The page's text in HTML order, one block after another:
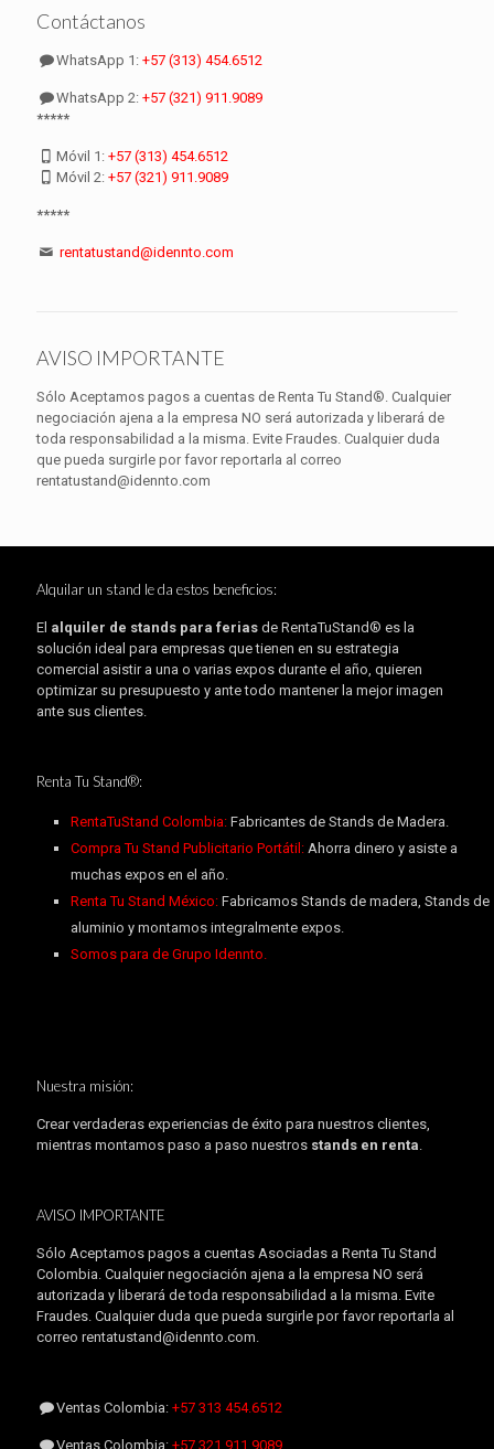
Contáctanos
WhatsApp 1:+57 (313) 454.6512
WhatsApp 2:+57 (321) 911.9089
*****
Móvil 1:+57 (313) 454.6512
Móvil 2:+57 (321) 911.9089
*****
rentatustand@idennto.com
AVISO IMPORTANTE
Sólo Aceptamos pagos a cuentas de Renta Tu Stand®. Cualquier
negociación ajena a la empresa NO será autorizada y liberará de
toda responsabilidad a la misma. Evite Fraudes. Cualquier duda
que pueda surgirle por favor reportarla al correo
rentatustand@idennto.com
Alquilar un stand le da estos beneficios:
El alquiler de stands para ferias de RentaTuStand® es la
solución ideal para empresas que tienen en su estrategia
comercial asistir a una o varias expos durante el año, quieren
optimizar su presupuesto y ante todo mantener la mejor imagen
ante sus clientes.
Renta Tu Stand®:
RentaTuStand Colombia: Fabricantes de Stands de Madera.
Compra Tu Stand Publicitario Portátil:Ahorra dinero y asiste a
muchas expos en el año.
Renta Tu Stand México:Fabricamos Stands de madera, Stands de
aluminio y montamos integralmente expos.
Somos para de Grupo Idennto.
Nuestra misión:
Crear verdaderas experiencias de éxito para nuestros clientes,
mientras montamos paso a paso nuestros stands en renta.
AVISO IMPORTANTE
Sólo Aceptamos pagos a cuentas Asociadas a Renta Tu Stand
Colombia. Cualquier negociación ajena a la empresa NO será
autorizada y liberará de toda responsabilidad a la misma. Evite
Fraudes. Cualquier duda que pueda surgirle por favor reportarla al
correo rentatustand@idennto.com.
Ventas Colombia:+57 313 454.6512
Ventas Colombia:+57 321 911.9089